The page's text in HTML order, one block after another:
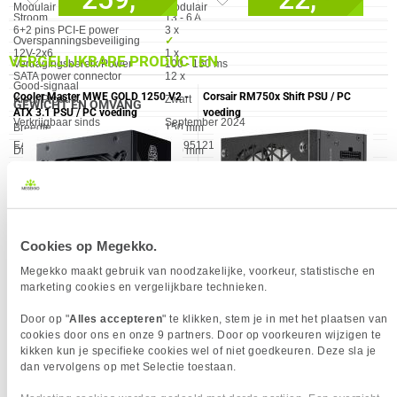
Cookies op Megekko.
Megekko maakt gebruik van noodzakelijke, voorkeur, statistische en
marketing cookies en vergelijkbare technieken.
Door op "Alles accepteren" te klikken, stem je in met het plaatsen van
cookies door ons en onze 9 partners. Door op voorkeuren wijzigen te
kikken kun je specifieke cookies wel of niet goedkeuren. Deze sla je
dan vervolgens op met Selectie toestaan.
Modulair (PSU)
Modulair
6+2 pins PCI-E power
3 x
12V-2x6
1 x
SATA power connector
12 x
Kleur Product
Zwart
Verkrijgbaar sinds
September 2024
EAN
4719512151013
Garantie
Stroom
13 - 6 A
Overspanningsbeveiliging
✓︎
Vertragingsbereik Power
Good-signaal
100 - 150 ms
GEWICHT EN OMVANG
Eigenschap Waarde
Breedte
150 mm
Diepte
180 mm
ATX Power connector (24-pin)
4-pins Molex power
4 x
Eigenschap Waarde
Bedoeld voor PC
KOELING
Eigenschap Waarde
Ventilator locatie Boven
VERGELIJKBARE PRODUCTEN
Cooler Master MWE GOLD 1250 V2 -
ATX 3.1 PSU / PC voeding
laatste 90 dagen:149,90
119,90
Corsair RM750x Shift PSU / PC
voeding
laatste 90 dagen:129,90
109,90